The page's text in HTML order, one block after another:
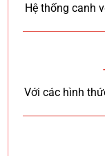
Hệ thống canh
Với các hình